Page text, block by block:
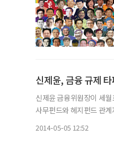
신제윤, 금융 규제
신제윤 금융위원장이 세
사무펀드와 헤지펀드 관계
2014-05-05 12:52